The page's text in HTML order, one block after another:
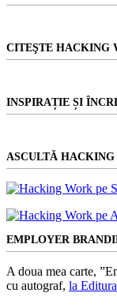
CITEŞTE HACKING
INSPIRAȚIE ȘI
ASCULTĂ
EMPLOYER
A doua mea carte,
cu autograf, la